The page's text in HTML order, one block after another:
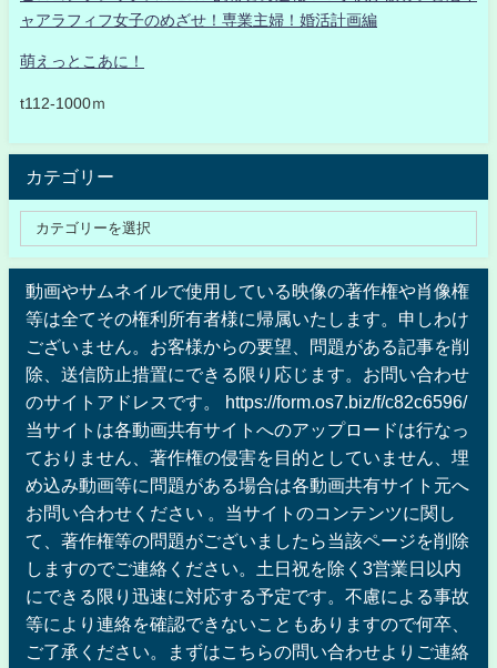
ャアラフィフ女子のめざせ！専業主婦！婚活計画編
萌えっとこあに！
t112-1000ｍ
カテゴリー
動画やサムネイルで使用している映像の著作権や肖像権
等は全てその権利所有者様に帰属いたします。申しわけ
ございません。お客様からの要望、問題がある記事を削
除、送信防止措置にできる限り応じます。お問い合わせ
のサイトアドレスです。 https://form.os7.biz/f/c82c6596/
当サイトは各動画共有サイトへのアップロードは行なっ
ておりません、著作権の侵害を目的としていません、埋
め込み動画等に問題がある場合は各動画共有サイト元へ
お問い合わせください 。当サイトのコンテンツに関し
て、著作権等の問題がございましたら当該ページを削除
しますのでご連絡ください。土日祝を除く3営業日以内
にできる限り迅速に対応する予定です。不慮による事故
等により連絡を確認できないこともありますので何卒、
ご了承ください。まずはこちらの問い合わせよりご連絡